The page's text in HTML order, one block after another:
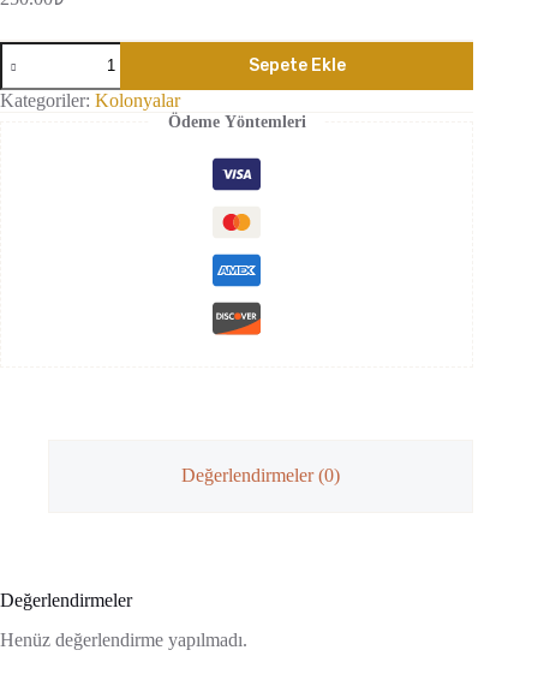
Eyüp
Sabri
Amberli
Kolonya
Sepete Ekle
Kategoriler: Kolonyalar
Ödeme Yöntemleri
Değerlendirmeler (0)
Değerlendirmeler
Henüz değerlendirme yapılmadı.